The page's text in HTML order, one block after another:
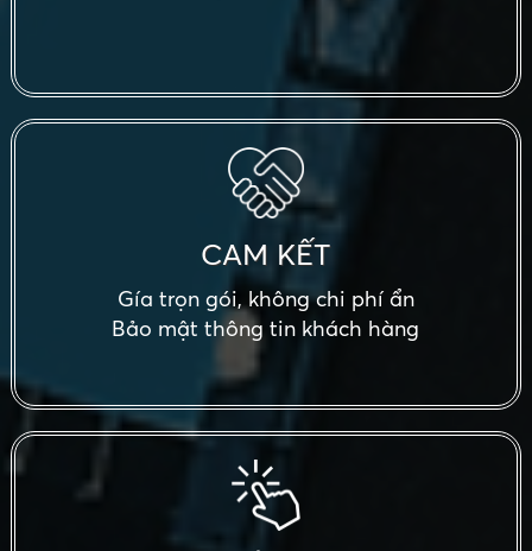
CAM KẾT
Gía trọn gói, không chi phí ẩn
Bảo mật thông tin khách hàng